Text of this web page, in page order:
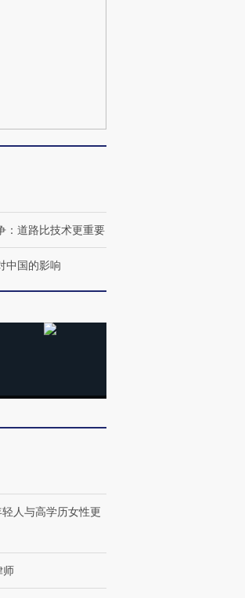
部短时降雨
急转移近
哈尔滨遭遇短时极端强降
雨 3小时累计雨量超80毫
米
】寻找100种
活方式·第三对
：道路比技术更重要
中国的影响
人与高学历女性更
师